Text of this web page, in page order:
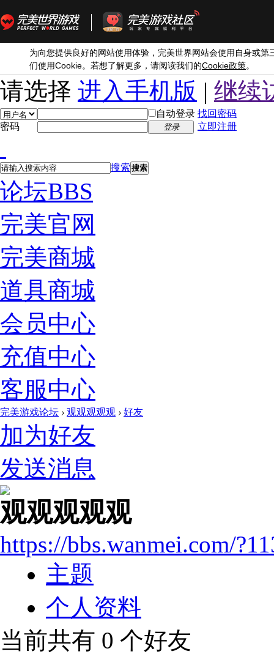
为向您提供良好的网站使用体验，完美世界网站会使用自身或第
们使用Cookie。若想了解更多，请阅读我们的Cookie政策。
请选择 进入手机版 | 继续
自动登录 找回密码
密码
登录 立即注册
搜索 搜索
论坛BBS
完美官网
完美商城
道具商城
会员中心
充值中心
客服中心
完美游戏论坛 › 观观观观观 › 好友
加为好友
发送消息
观观观观观
https://bbs.wanmei.com/
主题
个人资料
当前共有 0 个好友